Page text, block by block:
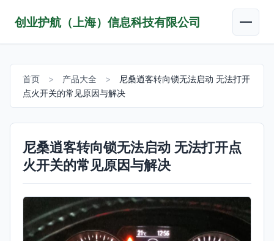
创业护航（上海）信息科技有限公司
首页 > 产品大全 >
尼桑逍客转向锁无法启动 无法打开
点火开关的常见原因与解决
尼桑逍客转向锁无法启动 无法打开点
火开关的常见原因与解决